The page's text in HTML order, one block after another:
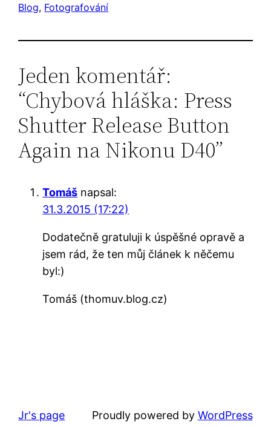
Blog, Fotografování
Jeden komentář:
“Chybová hláška: Press
Shutter Release Button
Again na Nikonu D40”
Tomáš napsal:
31.3.2015 (17:22)
Dodatečně gratuluji k úspěšné opravě a
jsem rád, že ten můj článek k něčemu
byl:)
Tomáš (thomuv.blog.cz)
Jr's page Proudly powered by WordPress